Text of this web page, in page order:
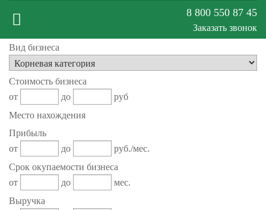
Меню
сайта
8 800 550 87 45
Заказать звонок
Вид бизнеса
Стоимость бизнеса
от
до
руб
Место нахождения
Прибыль
от
до
руб./мес.
Срок окупаемости бизнеса
от
до
мес.
Выручка